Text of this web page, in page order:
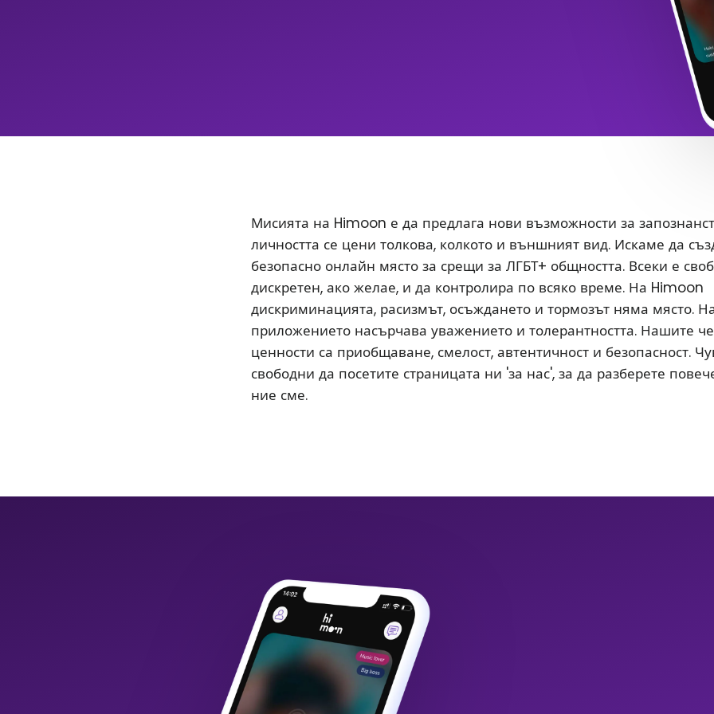
Мисията на Himoon е да предлага нови възможности за
личността се цени толкова, колкото и външният вид. Искаме да
безопасно онлайн място за срещи за ЛГБТ+ общността. Всеки е
дискретен, ако желае, и да контролира по всяко време. На Himoon
дискриминацията, расизмът, осъждането и тормозът няма място.
приложението насърчава уважението и толерантността. Нашите
ценности са приобщаване, смелост, автентичност и безопасност.
свободни да посетите страницата ни 'за нас', за да разберете
ние сме.